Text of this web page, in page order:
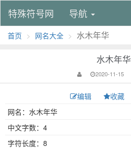
特殊符号网 导航
首页 网名大全 水木年华
水木年华
2020-11-15
编辑 收藏
网名：水木年华
中文字数：4
字符长度：8